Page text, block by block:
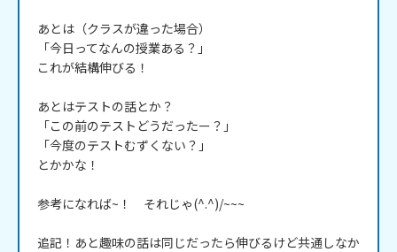
あとは（クラスが違った場合）
「今日ってなんの授業ある？」
これが結構伸びる！
あとはテストの話とか？
「この前のテストどうだったー？」
「今度のテストむずくない？」
とかかな！
参考になれば~！　それじゃ(^.^)/~~~
追記！あと趣味の話は同じだったら伸びるけど共通しなか